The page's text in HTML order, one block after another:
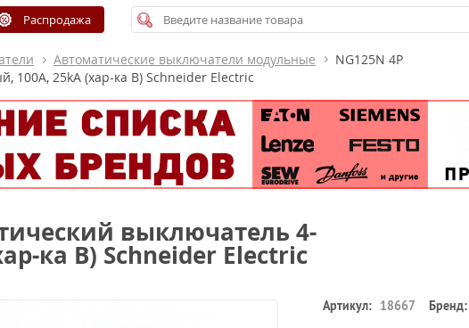
Распродажа
Автоматические выключатели модульные
NG125N 4Р
100А, 25kA (хар-ка B) Schneider Electric
выключатель 4-
ка B) Schneider Electric
Артикул: 18667 Бренд: